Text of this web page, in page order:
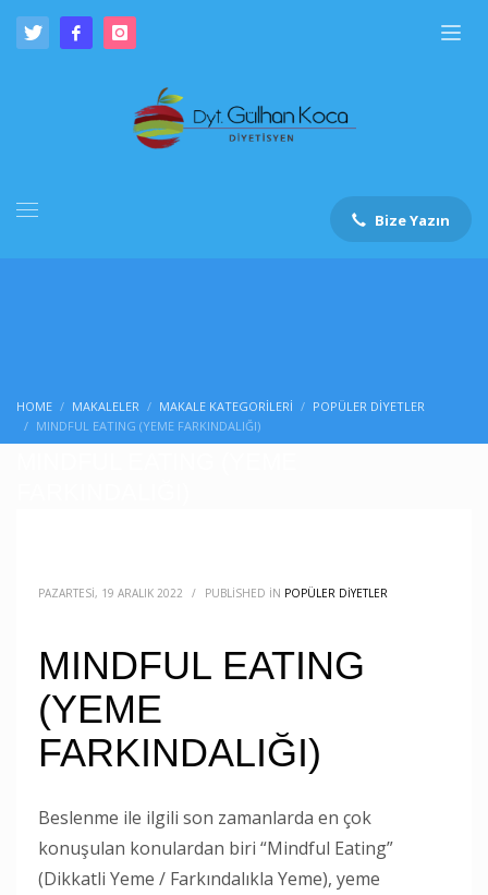
Bize Yazın
HOME MAKALELER MAKALE KATEGORILERI
POPÜLER DIYETLER
MINDFUL EATING (YEME FARKINDALIĞI)
PAZARTESI, 19 ARALIK 2022 / PUBLISHED IN POPÜLER DIYETLER
MINDFUL EATING
(YEME
FARKINDALIĞI)
Beslenme ile ilgili son zamanlarda en çok
konuşulan konulardan biri “Mindful Eating”
(Dikkatli Yeme / Farkındalıkla Yeme), yeme